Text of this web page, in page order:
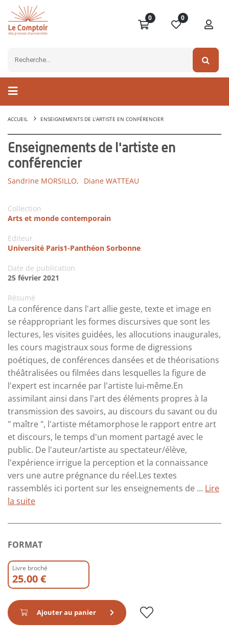
0 0
ACCUEIL ENSEIGNEMENTS DE L'ARTISTE EN CONFÉRENCIER
Enseignements de l'artiste en
conférencier
Sandrine MORSILLO, Diane WATTEAU
Collection
Arts et monde contemporain
Editeur
Université Paris1-Panthéon Sorbonne
Date de publication
25 février 2021
Résumé
La conférence dans l'art allie geste, texte et image en
se réappropriant les formes discursives que sont les
lectures, les visites guidées, les allocutions inaugurales,
les cours magistraux sous forme de digressions
poétiques, de conférences dansées et de théorisations
théâtralisées ou filmées dans lesquelles la figure de
l'expert est incarnée par l'artiste lui-même.En
assimilant ainsi dans l'art des éléments propres à la
transmission des savoirs, au discours du savant ou du
" maître ", l'artiste métamorphose le rapport entre art
et discours, le temps d'un moment partagé avec le
public. De l'auteur/artiste au spectateur/élève,
l'expérience irrigue la perception et la connaissance
vers une autre prégnance du réel.Les textes
rassemblés ici portent sur les enseignements de ... Lire
la suite
FORMAT
Livre broché
25.00 €
Ajouter au panier